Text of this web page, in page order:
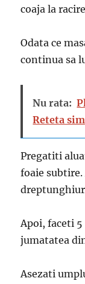
coaja la
Odata ce
continua sa
Nu rata:
Reteta
Pregatiti
foaie
Apoi, faceti
jumatatea
Asezati